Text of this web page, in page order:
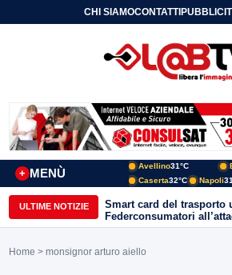
CHI SIAMOCONTATTI
MENÙ
+
Avellino31°C
Caserta32°C Napoli
ULTIME NOTIZIE
Smart card del trasporto
Federconsumatori
«Benevento ha bisogno
Home > monsignor arturo aiello